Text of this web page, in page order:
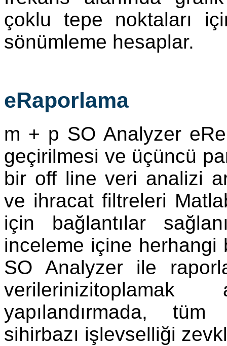
çoklu tepe noktaları
sönümleme hesaplar.
eRaporlama
m + p SO Analyzer
geçirilmesi ve üçüncü
bir off line veri analizi
ve ihracat filtreleri
için bağlantılar
inceleme içine
SO Analyzer ile
yapılandırmada,
sihirbazı işlevselliği